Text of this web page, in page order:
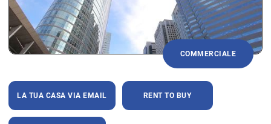
COMMERCIALE
LA TUA CASA VIA EMAIL RENT TO BUY